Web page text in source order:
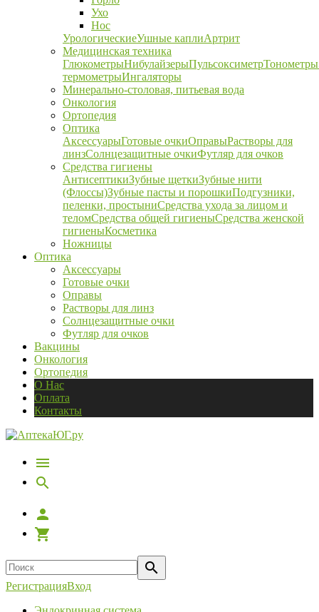
Ухо
Нос
УрологическиеУшные каплиАртрит
Медицинская техника
ГлюкометрыНибулайзерыПульсоксиметрТонометры
термометрыИнгаляторы
Минерально-столовая, питьевая вода
Онкология
Ортопедия
Оптика
АксессуарыГотовые очкиОправыРастворы для
линзСолнцезащитные очкиФутляр для очков
Средства гигиены
АнтисептикиЗубные щеткиЗубные нити
(Флоссы)Зубные пасты и порошкиПодгузники,
пеленки, простыниСредства ухода за лицом и
теломСредства общей гигиеныСредства женской
гигиеныКосметика
Ножницы
Оптика
Аксессуары
Готовые очки
Оправы
Растворы для линз
Солнцезащитные очки
Футляр для очков
Вакцины
Онкология
Ортопедия
О Нас
Оплата
Контакты
РегистрацияВход